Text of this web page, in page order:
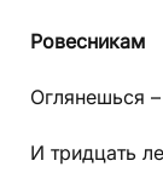
Ровесникам
Оглянешься
И тридцать